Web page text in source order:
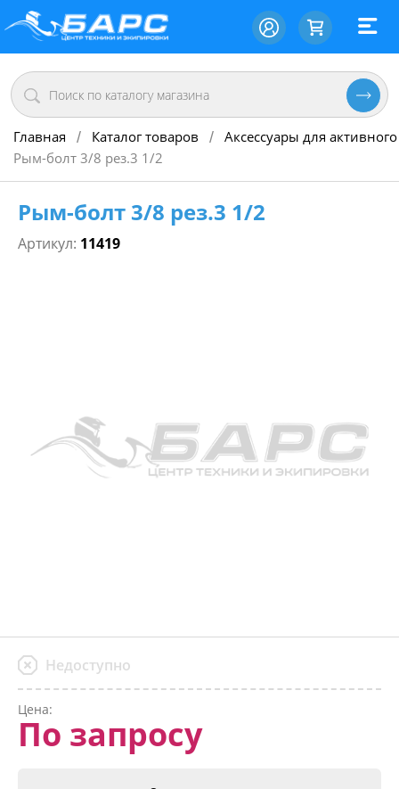
Главная / Каталог товаров / Аксессуары для
Рым-болт 3/8 рез.3 1/2
Рым-болт 3/8 рез.3 1/2
Артикул: 11419
Недоступно
Цена:
По запросу